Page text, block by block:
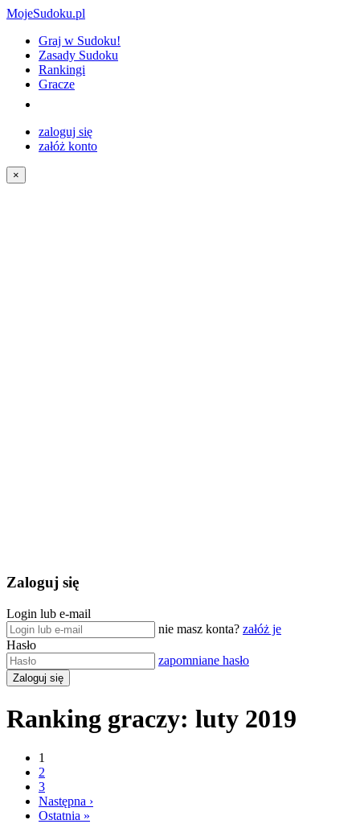
MojeSudoku.pl
Graj w Sudoku!
Zasady Sudoku
Rankingi
Gracze
zaloguj się
załóż konto
×
Zaloguj się
Login lub e-mail
nie masz konta? załóż je
Hasło
zapomniane hasło
Ranking graczy: luty 2019
1
2
3
Następna ›
Ostatnia »